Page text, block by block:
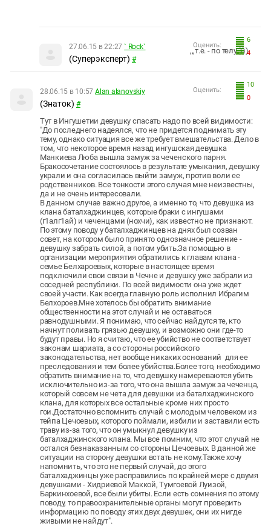
6
4
Оценить:
27.06.15 в 22:27 ` Rock`
(Суперэксперт) #
,,,т.е. - по телу,,)))
10
0
Оценить:
28.06.15 в 10:57 Alan alanovskiy
(Знаток) #
Тут в Ингушетии девушку спасать надо по всей видимости:
"До последнего надеялся, что не придется поднимать эту
тему, однако ситуация все же требует вмешательства. Дело в
том, что некоторое время назад ингушская девушка
Манкиева Люба вышла замуж за чеченского парня.
Бракосочетание состоялось в результате умыкания, девушку
украли и она согласилась выйти замуж, против воли ее
родственников. Все тонкости этого случая мне неизвестны,
да и не очень интересовали.
В данном случае важно другое, а именно то, что девушка из
клана баталхаджинцев, которые браки с ингушами
(г1алг1ай) и чеченцами (нохчи), как известно не признают.
По этому поводу у баталхаджинцев на днях был созван
совет, на котором было принято однозначное решение -
девушку забрать силой, а потом убить.За помощью в
организации мероприятия обратились к главам клана -
семье Белхароевых, которые в настоящее время
подключили свои связи в Чечне и девушку уже забрали из
соседней республики. По всей видимости она уже ждет
своей участи. Как всегда главную роль исполнил Ибрагим
Белхороев.Мне хотелось бы обратить внимание
общественности на этот случай и не оставаться
равнодушными. Я понимаю, что сейчас найдутся те, кто
начнут поливать грязью девушку, и возможно они где-то
будут правы. Но я считаю, что ее убийство не соответствует
законам шариата, а со стороны российского
законодательства, нет вообще никаких оснований для ее
преследования и тем более убийства.Более того, необходимо
обратить внимание на то, что девушку намереваются убить
исключительно из-за того, что она вышла замуж за чеченца,
который совсем не чета для девушки из баталхаджинского
клана, для которых все остальные кроме них просто
гои.Достаточно вспомнить случай с молодым человеком из
тейпа Цечоевых, которого поймали, избили и заставили есть
траву из-за того, что он умыкнул девушку из
баталхаджинского клана. Мы все помним, что этот случай не
остался безнаказанным со стороны Цечоевых. В данной же
ситуации на сторону девушки встать не кому.Также хочу
напомнить, что это не первый случай, до этого
баталхаджинцы уже расправились по крайней мере с двумя
девушками - Хидриевой Маккой, Тумгоевой Луизой,
Баркинхоевой, все были убиты. Если есть сомнения по этому
поводу, то правоохранительные органы могут проверить
информацию по поводу этих двух девушек, они их нигде
живыми не найдут".